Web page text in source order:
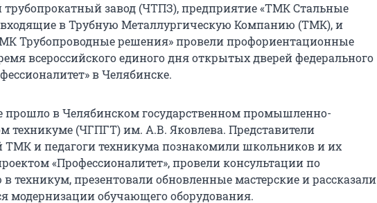
завод (ЧТПЗ), предприятие «ТМК Стальные
входящие в Трубную Металлургическую Компанию (ТМК), и
Трубопроводные решения» провели профориентационные
всероссийского единого дня открытых дверей федерального
в Челябинске.
прошло в Челябинском государственном промышленно-
техникуме (ЧГПГТ) им. А.В. Яковлева. Представители
ТМК и педагоги техникума познакомили школьников и их
«Профессионалитет», провели консультации по
техникум, презентовали обновленные мастерские и рассказали
модернизации обучающего оборудования.